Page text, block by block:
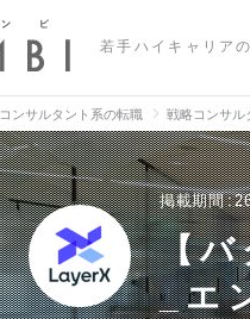
若手ハイキャリア
コンサルタント系の転職 戦略コンサル
掲載期間
【
_エ